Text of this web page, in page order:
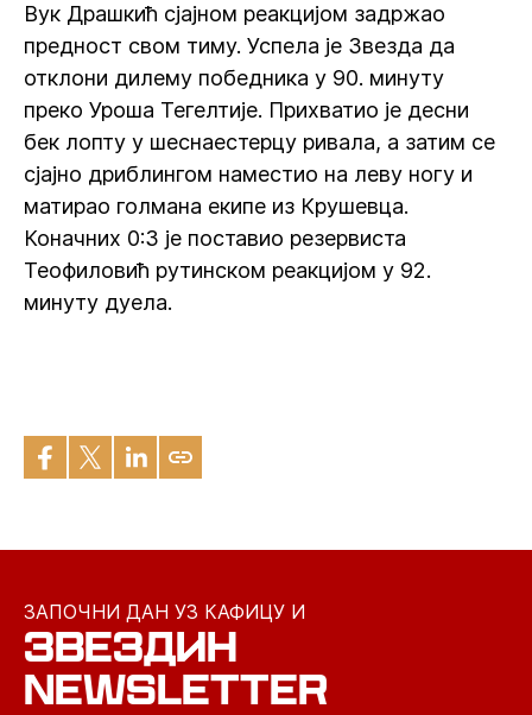
Вук Драшкић сјајном реакцијом задржао
предност свом тиму. Успела је Звезда да
отклони дилему победника у 90. минуту
преко Уроша Тегелтије. Прихватио је десни
бек лопту у шеснаестерцу ривала, а затим се
сјајно дриблингом наместио на леву ногу и
матирао голмана екипе из Крушевца.
Коначних 0:3 је поставио резервиста
Теофиловић рутинском реакцијом у 92.
минуту дуела.
ЗАПОЧНИ ДАН УЗ КАФИЦУ И
ЗВЕЗДИН
NEWSLETTER